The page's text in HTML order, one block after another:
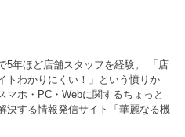
5年ほど店舗スタッフを経験。 「店
トわかりにくい！」という憤りか
マホ・PC・Webに関するちょっと
決する情報発信サイト「華麗なる機